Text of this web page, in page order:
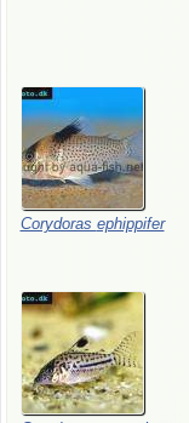
Corydoras ephippifer